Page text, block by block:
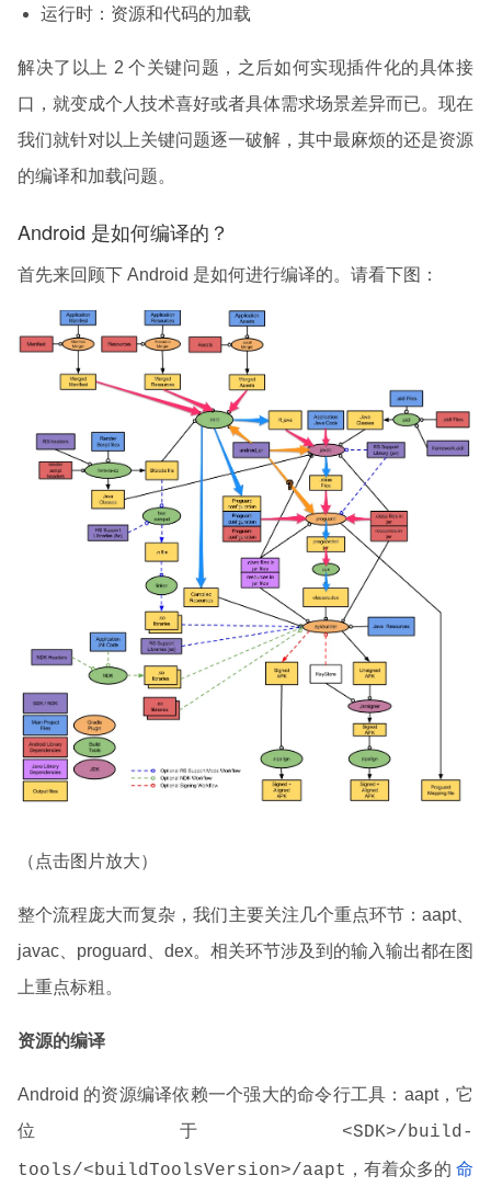
运行时：资源和代码的加载
解决了以上 2 个关键问题，之后如何实现插件化的具体接
口，就变成个人技术喜好或者具体需求场景差异而已。现在
我们就针对以上关键问题逐一破解，其中最麻烦的还是资源
的编译和加载问题。
Android 是如何编译的？
首先来回顾下 Android 是如何进行编译的。请看下图：
（点击图片放大）
整个流程庞大而复杂，我们主要关注几个重点环节：aapt、
javac、proguard、dex。相关环节涉及到的输入输出都在图
上重点标粗。
资源的编译
Android 的资源编译依赖一个强大的命令行工具：aapt，它
位于 <SDK>/build-
tools/<buildToolsVersion>/aapt ，有着众多的 命